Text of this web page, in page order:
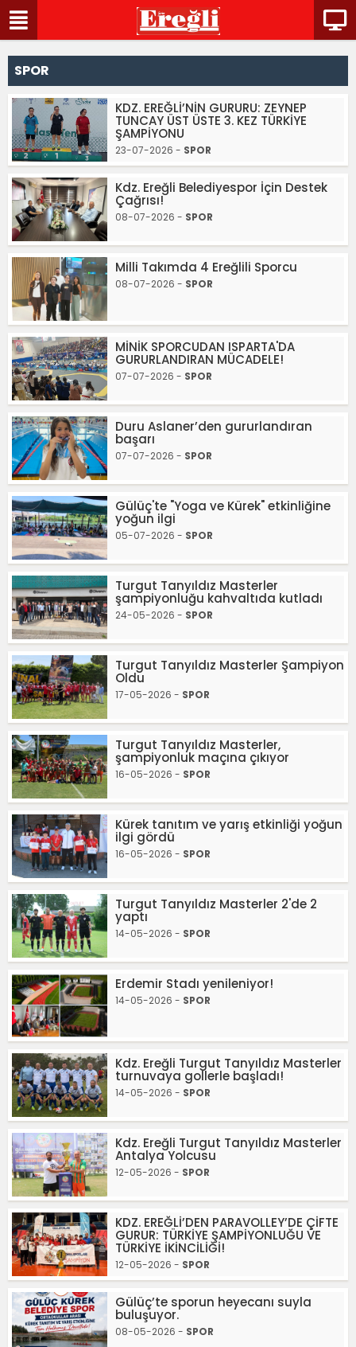
SPOR
KDZ. EREĞLİ’NİN GURURU: ZEYNEP
TUNCAY ÜST ÜSTE 3. KEZ TÜRKİYE
ŞAMPİYONU
23-07-2026 - SPOR
Kdz. Ereğli Belediyespor İçin Destek
Çağrısı!
08-07-2026 - SPOR
Milli Takımda 4 Ereğlili Sporcu
08-07-2026 - SPOR
MİNİK SPORCUDAN ISPARTA'DA
GURURLANDIRAN MÜCADELE!
07-07-2026 - SPOR
Duru Aslaner’den gururlandıran
başarı
07-07-2026 - SPOR
Gülüç'te "Yoga ve Kürek" etkinliğine
yoğun ilgi
05-07-2026 - SPOR
Turgut Tanyıldız Masterler
şampiyonluğu kahvaltıda kutladı
24-05-2026 - SPOR
Turgut Tanyıldız Masterler Şampiyon
Oldu
17-05-2026 - SPOR
Turgut Tanyıldız Masterler,
şampiyonluk maçına çıkıyor
16-05-2026 - SPOR
Kürek tanıtım ve yarış etkinliği yoğun
ilgi gördü
16-05-2026 - SPOR
Turgut Tanyıldız Masterler 2'de 2
yaptı
14-05-2026 - SPOR
Erdemir Stadı yenileniyor!
14-05-2026 - SPOR
Kdz. Ereğli Turgut Tanyıldız Masterler
turnuvaya gollerle başladı!
14-05-2026 - SPOR
Kdz. Ereğli Turgut Tanyıldız Masterler
Antalya Yolcusu
12-05-2026 - SPOR
KDZ. EREĞLİ’DEN PARAVOLLEY’DE ÇİFTE
GURUR: TÜRKİYE ŞAMPİYONLUĞU VE
TÜRKİYE İKİNCİLİĞİ!
12-05-2026 - SPOR
Gülüç’te sporun heyecanı suyla
buluşuyor.
08-05-2026 - SPOR